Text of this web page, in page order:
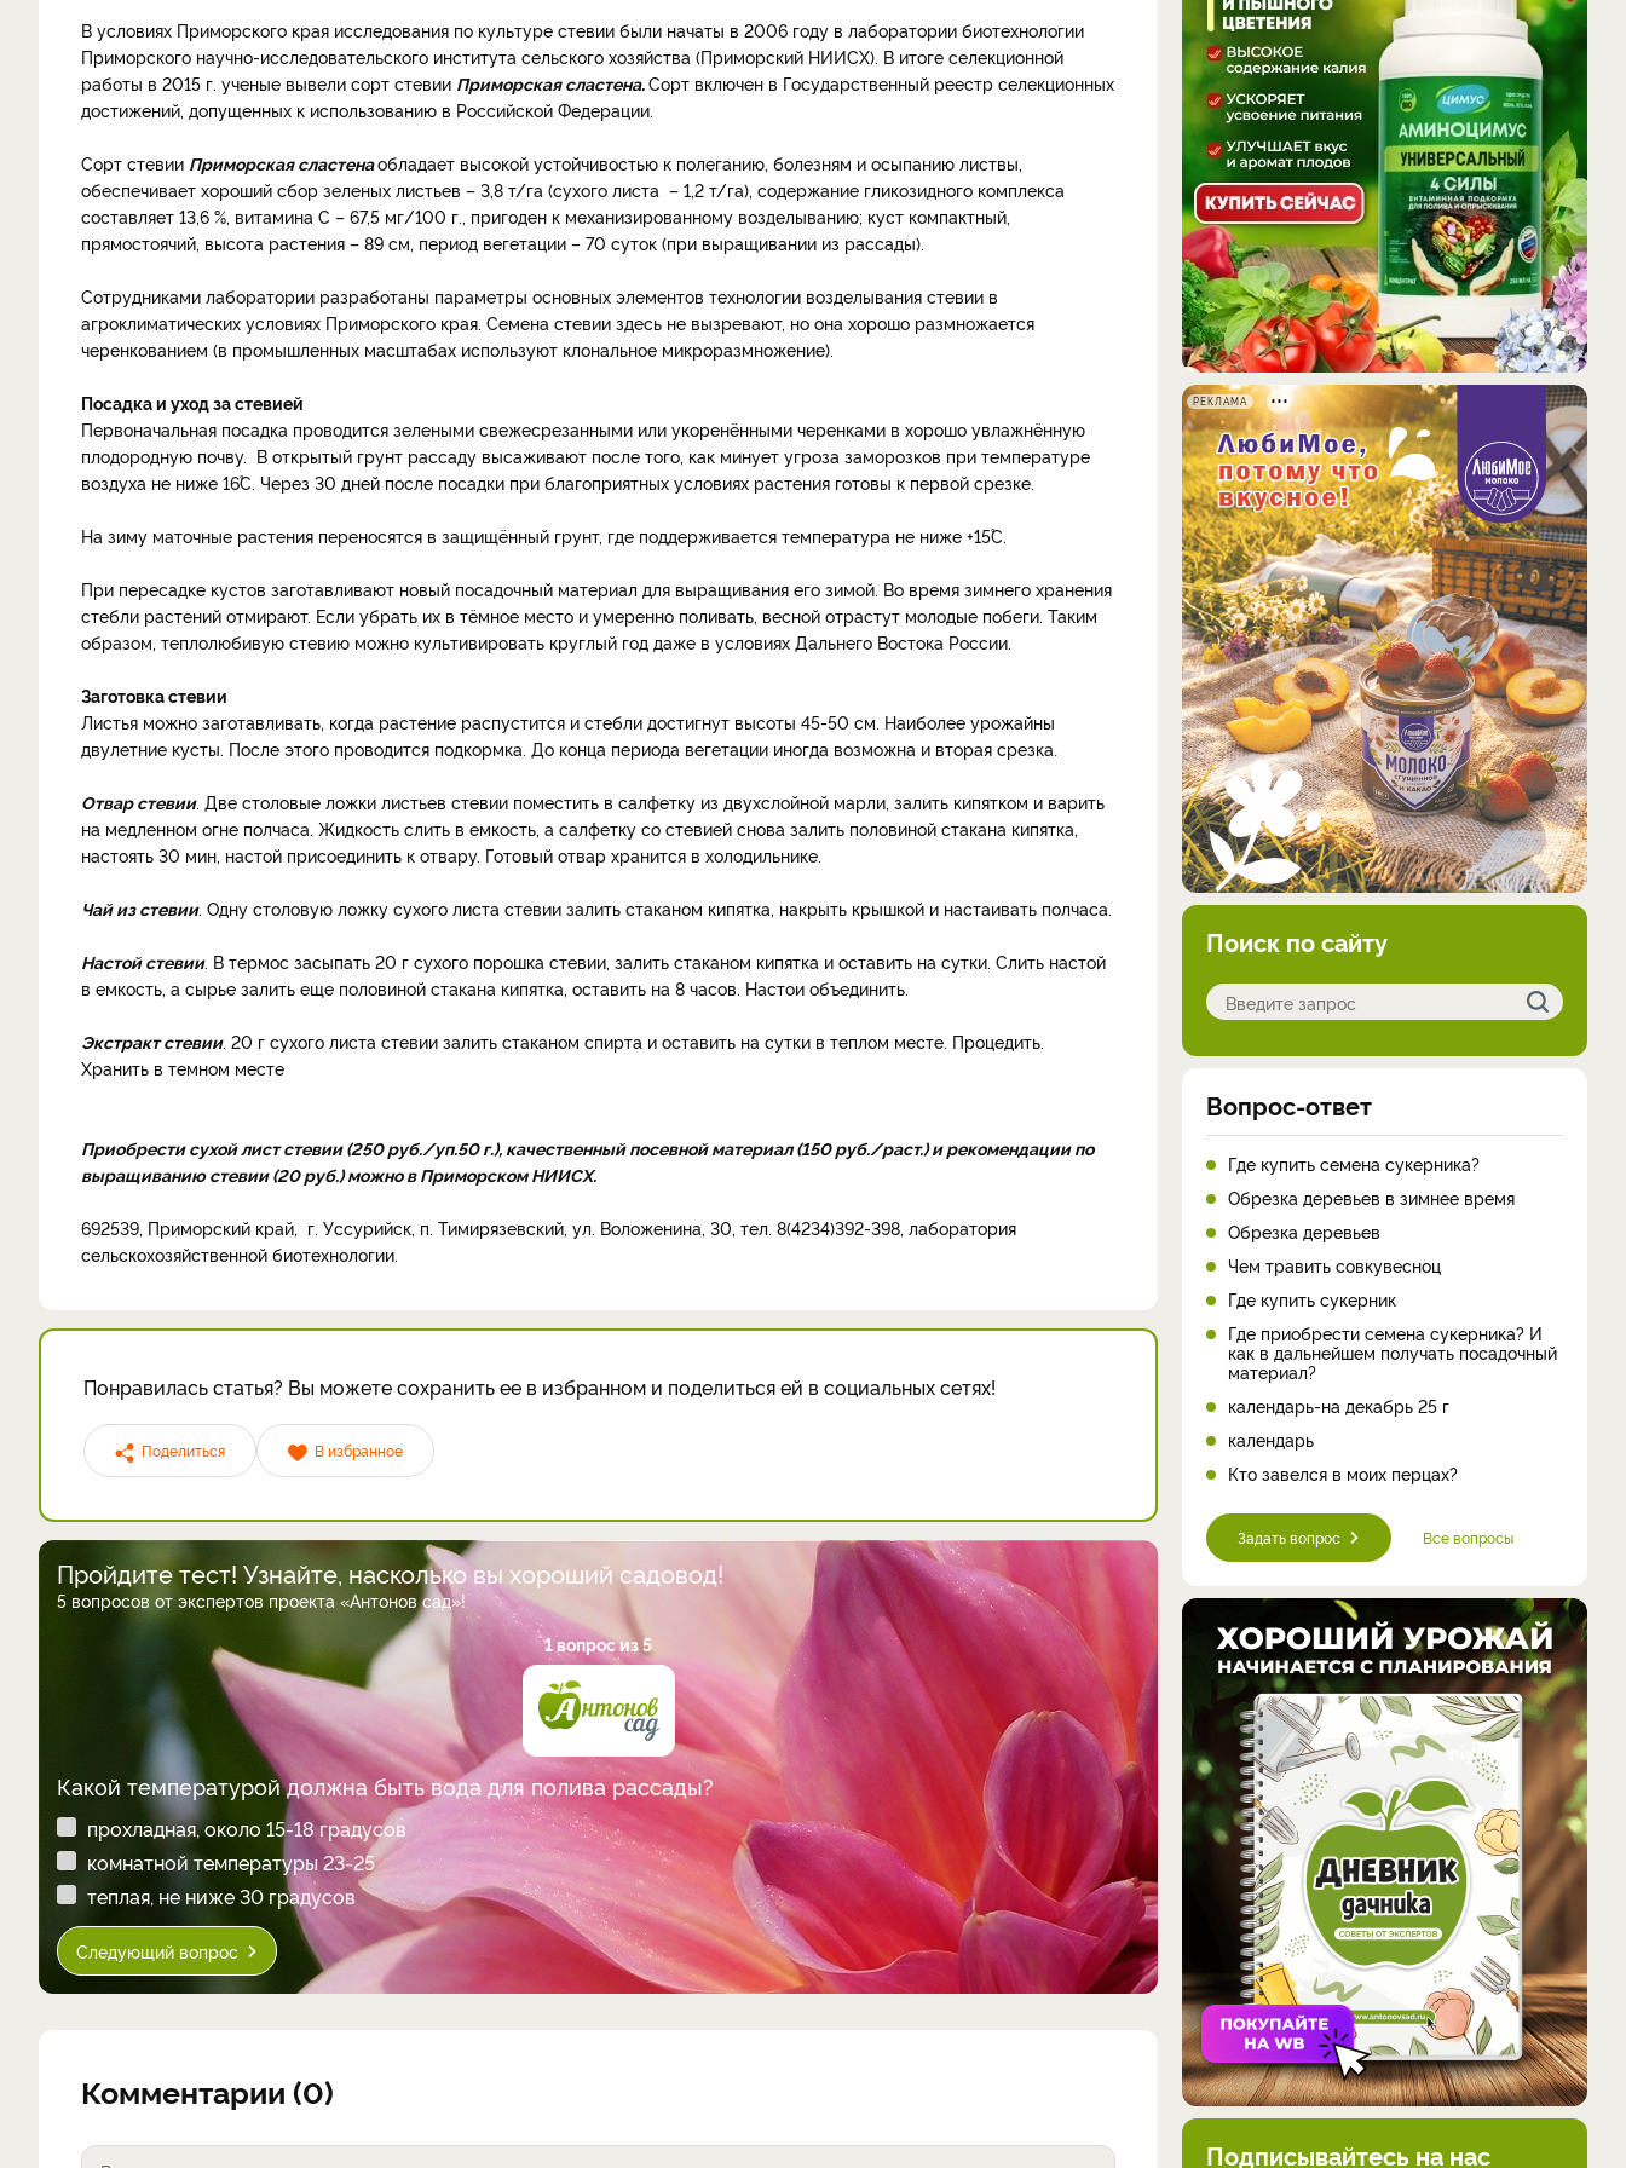
В условиях Приморского края исследования по культуре стевии были начаты в 2006 году в лаборатории биотехнологии
Приморского научно-исследовательского института сельского хозяйства (Приморский НИИСХ). В итоге селекционной
работы в 2015 г. ученые вывели сорт стевии Приморская сластена.Сорт включен в Государственный реестр селекционных
достижений, допущенных к использованию в Российской Федерации.
Сорт стевии Приморская сластенаобладает высокой устойчивостью к полеганию, болезням и осыпанию листвы,
обеспечивает хороший сбор зеленых листьев – 3,8 т/га (сухого листа – 1,2 т/га), содержание гликозидного комплекса
составляет 13,6 %, витамина С – 67,5 мг/100 г., пригоден к механизированному возделыванию; куст компактный,
прямостоячий, высота растения – 89 см, период вегетации – 70 суток (при выращивании из рассады).
Сотрудниками лаборатории разработаны параметры основных элементов технологии возделывания стевии в
агроклиматических условиях Приморского края. Семена стевии здесь не вызревают, но она хорошо размножается
черенкованием (в промышленных масштабах используют клональное микроразмножение).
Посадка и уход за стевией
Первоначальная посадка проводится зелеными свежесрезанными или укоренёнными черенками в хорошо увлажнённую
плодородную почву. В открытый грунт рассаду высаживают после того, как минует угроза заморозков при температуре
воздуха не ниже 16˚С. Через 30 дней после посадки при благоприятных условиях растения готовы к первой срезке.
На зиму маточные растения переносятся в защищённый грунт, где поддерживается температура не ниже +15˚С.
При пересадке кустов заготавливают новый посадочный материал для выращивания его зимой. Во время зимнего хранения
стебли растений отмирают. Если убрать их в тёмное место и умеренно поливать, весной отрастут молодые побеги. Таким
образом, теплолюбивую стевию можно культивировать круглый год даже в условиях Дальнего Востока России.
Заготовка стевии
Листья можно заготавливать, когда растение распустится и стебли достигнут высоты 45-50 см. Наиболее урожайны
двулетние кусты. После этого проводится подкормка. До конца периода вегетации иногда возможна и вторая срезка.
Отвар стевии. Две столовые ложки листьев стевии поместить в салфетку из двухслойной марли, залить кипятком и варить
на медленном огне полчаса. Жидкость слить в емкость, а салфетку со стевией снова залить половиной стакана кипятка,
настоять 30 мин, настой присоединить к отвару. Готовый отвар хранится в холодильнике.
Чай из стевии. Одну столовую ложку сухого листа стевии залить стаканом кипятка, накрыть крышкой и настаивать полчаса.
Настой стевии. В термос засыпать 20 г сухого порошка стевии, залить стаканом кипятка и оставить на сутки. Слить настой
в емкость, а сырье залить еще половиной стакана кипятка, оставить на 8 часов. Настои объединить.
Экстракт стевии. 20 г сухого листа стевии залить стаканом спирта и оставить на сутки в теплом месте. Процедить.
Хранить в темном месте
Приобрести сухой лист стевии (250 руб./уп.50 г.), качественный посевной материал (150 руб./раст.) и рекомендации по
выращиванию стевии (20 руб.) можно в Приморском НИИСХ.
692539, Приморский край, г. Уссурийск, п. Тимирязевский, ул. Воложенина, 30, тел. 8(4234)392-398, лаборатория
сельскохозяйственной биотехнологии.
Понравилась статья? Вы можете сохранить ее в избранном и поделиться ей в социальных сетях!
Поделиться В избранное
Пройдите тест! Узнайте, насколько вы хороший садовод!
5 вопросов от экспертов проекта «Антонов сад»!
1 вопрос из 5
Какой температурой должна быть вода для полива рассады?
прохладная, около 15-18 градусов
комнатной температуры 23-25
теплая, не ниже 30 градусов
Следующий вопрос
Комментарии (0)
РЕКЛАМА
Поиск по сайту
Вопрос-ответ
Где купить семена сукерника?
Обрезка деревьев в зимнее время
Обрезка деревьев
Чем травить совкувесноц
Где купить сукерник
Где приобрести семена сукерника? И
как в дальнейшем получать посадочный
материал?
календарь-на декабрь 25 г
календарь
Кто завелся в моих перцах?
Задать вопрос Все вопросы
Подписывайтесь на нас